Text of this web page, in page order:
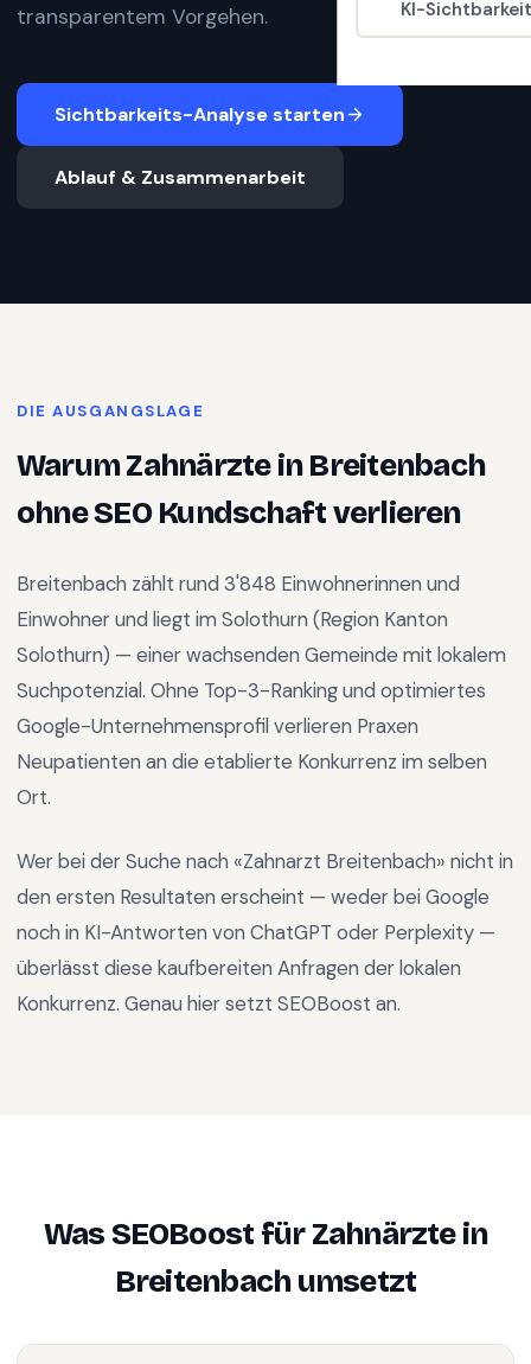
KI-
transparentem Vorgehen.
Sichtbarkeits-Analyse starten
Ablauf & Zusammenarbeit
DIE AUSGANGSLAGE
WarumZahnärzteinBreitenbach
ohne SEO Kundschaft verlieren
Breitenbach zählt rund 3'848 Einwohnerinnen und
Einwohner und liegt im Solothurn (Region Kanton
Solothurn) — einer wachsenden Gemeinde mit lokalem
Suchpotenzial. Ohne Top-3-Ranking und optimiertes
Google-Unternehmensprofil verlieren Praxen
Neupatienten an die etablierte Konkurrenz im selben
Ort.
Wer bei der Suche nach «Zahnarzt Breitenbach» nicht in
den ersten Resultaten erscheint — weder bei Google
noch in KI-Antworten von ChatGPT oder Perplexity —
überlässt diese kaufbereiten Anfragen der lokalen
Konkurrenz. Genau hier setzt SEOBoost an.
Was SEOBoost fürZahnärztein
Breitenbachumsetzt